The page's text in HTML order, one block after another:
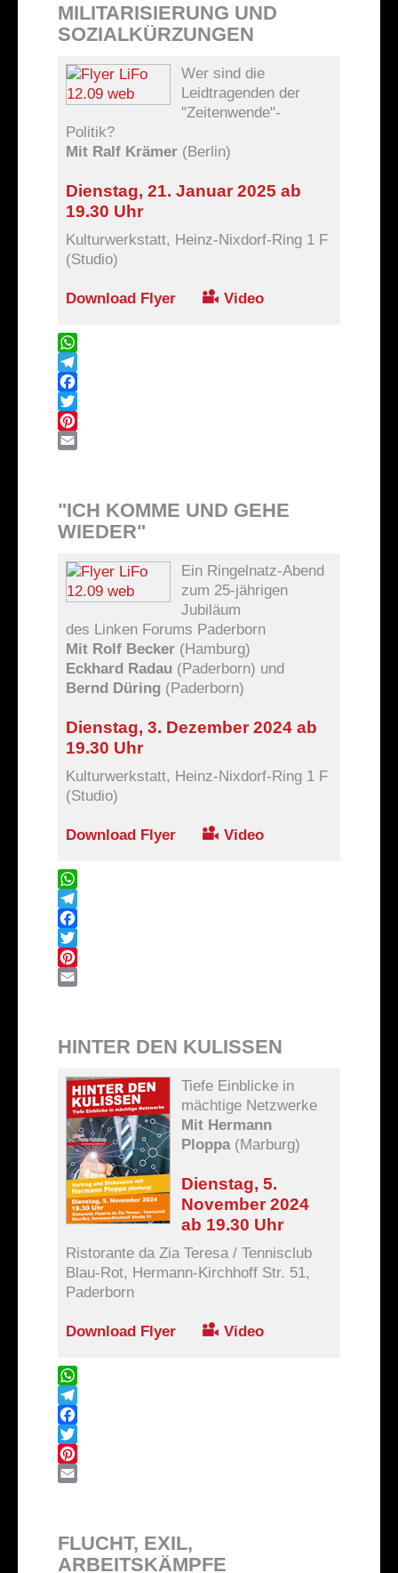
MILITARISIERUNG UND
SOZIALKÜRZUNGEN
Wer sind die
Leidtragenden der
"Zeitenwende"-
Politik?
Mit Ralf Krämer (Berlin)
Dienstag, 21. Januar 2025 ab
19.30 Uhr
Kulturwerkstatt, Heinz-Nixdorf-Ring 1 F
(Studio)
Download Flyer Video
WhatsApp
Telegram
Facebook
Twitter
Pinterest
"ICH KOMME UND GEHE
WIEDER"
Ein Ringelnatz-Abend
zum 25-jährigen
Jubiläum
des Linken Forums Paderborn
Mit Rolf Becker (Hamburg)
Eckhard Radau (Paderborn) und
Bernd Düring (Paderborn)
Dienstag, 3. Dezember 2024 ab
19.30 Uhr
Kulturwerkstatt, Heinz-Nixdorf-Ring 1 F
(Studio)
Download Flyer Video
WhatsApp
Telegram
Facebook
Twitter
Pinterest
HINTER DEN KULISSEN
Tiefe Einblicke in
mächtige Netzwerke
Mit Hermann
Ploppa (Marburg)
Dienstag, 5.
November 2024
ab 19.30 Uhr
Ristorante da Zia Teresa / Tennisclub
Blau-Rot, Hermann-Kirchhoff Str. 51,
Paderborn
Download Flyer Video
WhatsApp
Telegram
Facebook
Twitter
Pinterest
FLUCHT, EXIL,
ARBEITSKÄMPFE